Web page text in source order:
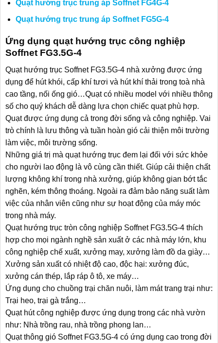
Quạt hướng trục trung áp Soffnet FG4G-4
Quạt hướng trục trung áp Soffnet FG5G-4
Ứng dụng quạt hướng trục công nghiệp
Soffnet FG3.5G-4
Quạt hướng trục Soffnet FG3.5G-4 nhà xưởng được ứng
dụng để hút khói, cấp khí tươi và hút khí thải trong toà nhà
cao tầng, nối ống gió…Quạt có nhiều model với nhiều thông
số cho quý khách dễ dàng lựa chọn chiếc quạt phù hợp.
Quạt được ứng dụng cả trong đời sống và công nghiệp. Vai
trò chính là lưu thông và tuần hoàn gió cải thiện môi trường
làm việc, môi trường sống.
Những giá trị mà quạt hướng trục đem lại đối với sức khỏe
cho người lao động là vô cùng cần thiết. Giúp cải thiện chất
lượng không khí trong nhà xưởng, giúp không gian bớt tắc
nghẽn, kém thông thoáng. Ngoài ra đảm bảo năng suất làm
việc của nhân viên cũng như sự hoạt động của máy móc
trong nhà máy.
Quạt hướng trục tròn công nghiệp Soffnet FG3.5G-4 thích
hợp cho mọi ngành nghề sản xuất ở các nhà máy lớn, khu
công nghiệp chế xuất, xưởng may, xưởng làm đồ da giày…
Xưởng sản xuất có nhiệt độ cao, độc hại: xưởng đúc,
xưởng cán thép, lắp ráp ô tô, xe máy…
Ứng dụng cho chuồng trại chăn nuôi, làm mát trang trại như:
Trại heo, trại gà trắng…
Quạt hút công nghiệp được ứng dụng trong các nhà vườn
như: Nhà trồng rau, nhà trồng phong lan…
Quạt thông gió Soffnet FG3.5G-4 có ứng dụng cao trong đời